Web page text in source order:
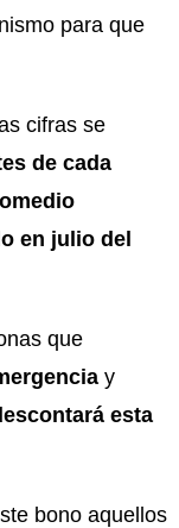
para que
cifras se
de cada
en julio del
que
y
esta
bono aquellos